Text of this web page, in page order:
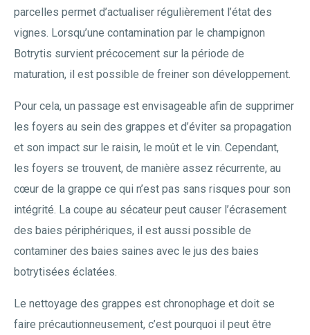
parcelles permet d’actualiser régulièrement l’état des
vignes. Lorsqu’une contamination par le champignon
Botrytis survient précocement sur la période de
maturation, il est possible de freiner son développement.
Pour cela, un passage est envisageable afin de supprimer
les foyers au sein des grappes et d’éviter sa propagation
et son impact sur le raisin, le moût et le vin. Cependant,
les foyers se trouvent, de manière assez récurrente, au
cœur de la grappe ce qui n’est pas sans risques pour son
intégrité. La coupe au sécateur peut causer l’écrasement
des baies périphériques, il est aussi possible de
contaminer des baies saines avec le jus des baies
botrytisées éclatées.
Le nettoyage des grappes est chronophage et doit se
faire précautionneusement, c’est pourquoi il peut être